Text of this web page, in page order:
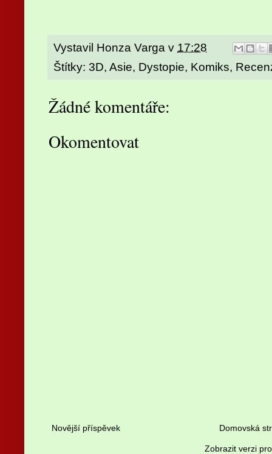
Vystavil Honza Varga v 17:28
Štítky: 3D, Asie, Dystopie, Komiks,
Žádné komentáře:
Okomentovat
Novější příspěvek Domovská
Zobrazit verzi